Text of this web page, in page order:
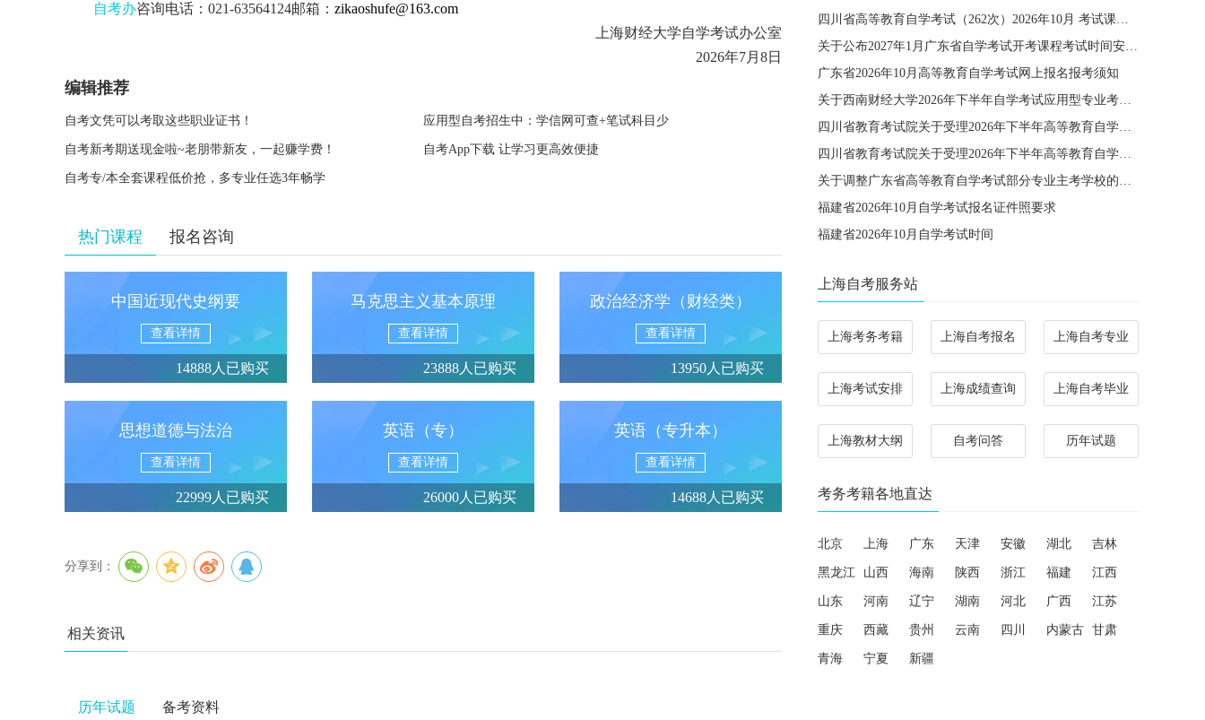
自考办咨询电话： 021-63564124邮箱： zikaoshufe@163.com
上海财经大学自学考试办公室
2026年7月 8日
编辑推荐
自考文凭可以考取这些职业证书！ 应用型自考招生中：学信网可查+笔试科目少
自考新考期送现金啦~老朋带新友，一起赚学费！ 自考App下载 让学习更高效便捷
自考专/本全套课程低价抢，多专业任选3年畅学
热门课程 报名咨询
中国近现代史纲要
查看详情
14888人已购买
马克思主义基本原理
查看详情
23888人已购买
政治经济学（财经类）
查看详情
13950人已购买
思想道德与法治
查看详情
22999人已购买
英语（专）
查看详情
26000人已购买
英语（专升本）
查看详情
14688人已购买
分享到：
相关资讯
历年试题 备考资料
四川省高等教育自学考试（262次）2026年10月 考试课程简表
关于公布2027年1月广东省自学考试开考课程考试时间安排和使用教材的通知
广东省2026年10月高等教育自学考试网上报名报考须知
关于西南财经大学2026年下半年自学考试应用型专业考籍更改办理的通知
四川省教育考试院关于受理2026年下半年高等教育自学考试省际转考申请的通告
四川省教育考试院关于受理2026年下半年高等教育自学考试考籍更改申请的通告
关于调整广东省高等教育自学考试部分专业主考学校的通知
福建省2026年10月自学考试报名证件照要求
福建省2026年10月自学考试时间
上海自考服务站
上海考务考籍 上海自考报名 上海自考专业
上海考试安排 上海成绩查询 上海自考毕业
上海教材大纲 自考问答 历年试题
考务考籍各地直达
北京 上海 广东 天津 安徽 湖北 吉林
黑龙江 山西 海南 陕西 浙江 福建 江西
山东 河南 辽宁 湖南 河北 广西 江苏
重庆 西藏 贵州 云南 四川 内蒙古 甘肃
青海 宁夏 新疆